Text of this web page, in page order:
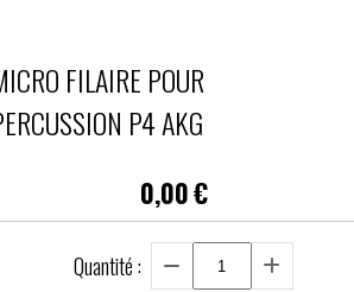
FILAIRE POUR
P4 AKG
0,00€
Quantité :